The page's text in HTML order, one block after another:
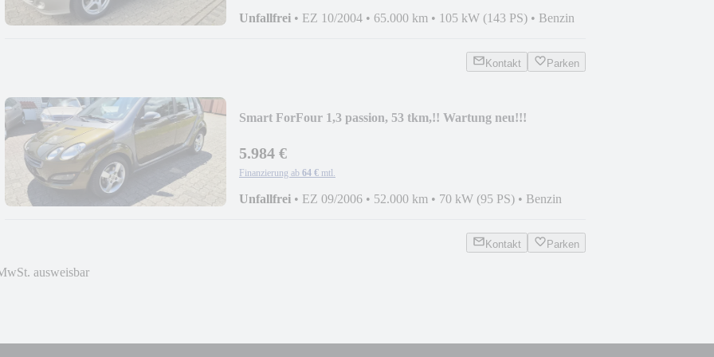
Unfallfrei • EZ 10/2004 • 65.000 km • 105 kW (143 PS) • Benzin
Kontakt Parken
Smart ForFour 1,3 passion, 53 tkm,!! Wartung neu!!!
5.984 €
Finanzierung ab 64 € mtl.
Unfallfrei • EZ 09/2006 • 52.000 km • 70 kW (95 PS) • Benzin
Kontakt Parken
ausweisbar